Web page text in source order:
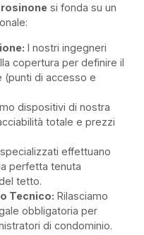
si fonda su un
I nostri ingegneri
copertura per definire il
(punti di accesso e
dispositivi di nostra
totale e prezzi
effettuano
perfetta tenuta
tetto.
Tecnico: Rilasciamo
obbligatoria per
di condominio.